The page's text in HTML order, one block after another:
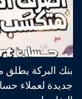
بنك البركة يطلق